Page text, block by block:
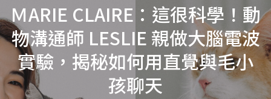
ＭARIE CLAIRE：這很科學！動
物溝通師 LESLIE 親做大腦電波
實驗，揭秘如何用直覺與毛小
孩聊天